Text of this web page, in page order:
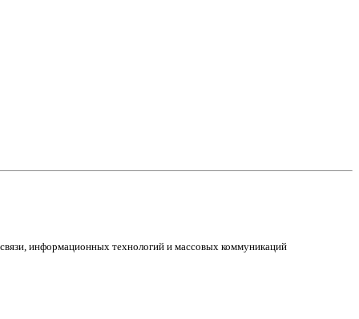
информационных технологий и массовых коммуникаций